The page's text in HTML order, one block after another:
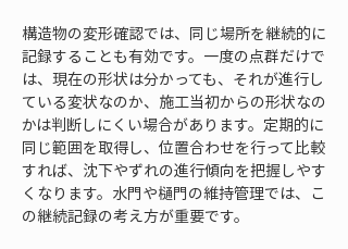
構造物の変形確認では、同じ場所を継続的に
記録することも有効です。一度の点群だけで
は、現在の形状は分かっても、それが進行し
ている変状なのか、施工当初からの形状なの
かは判断しにくい場合があります。定期的に
同じ範囲を取得し、位置合わせを行って比較
すれば、沈下やずれの進行傾向を把握しやす
くなります。水門や樋門の維持管理では、こ
の継続記録の考え方が重要です。